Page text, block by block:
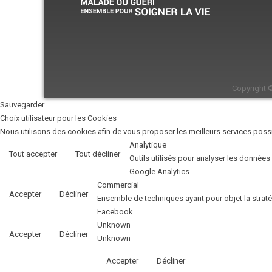
Copyright
Sauvegarder
Choix utilisateur pour les Cookies
Nous utilisons des cookies afin de vous proposer les meilleurs services
Tout accepter Tout décliner
Analytique
Outils utilisés pour analyser les
Google Analytics
Accepter Décliner
Commercial
Ensemble de techniques ayant pour objet la
Facebook
Accepter Décliner
Unknown
Unknown
Accepter Décliner